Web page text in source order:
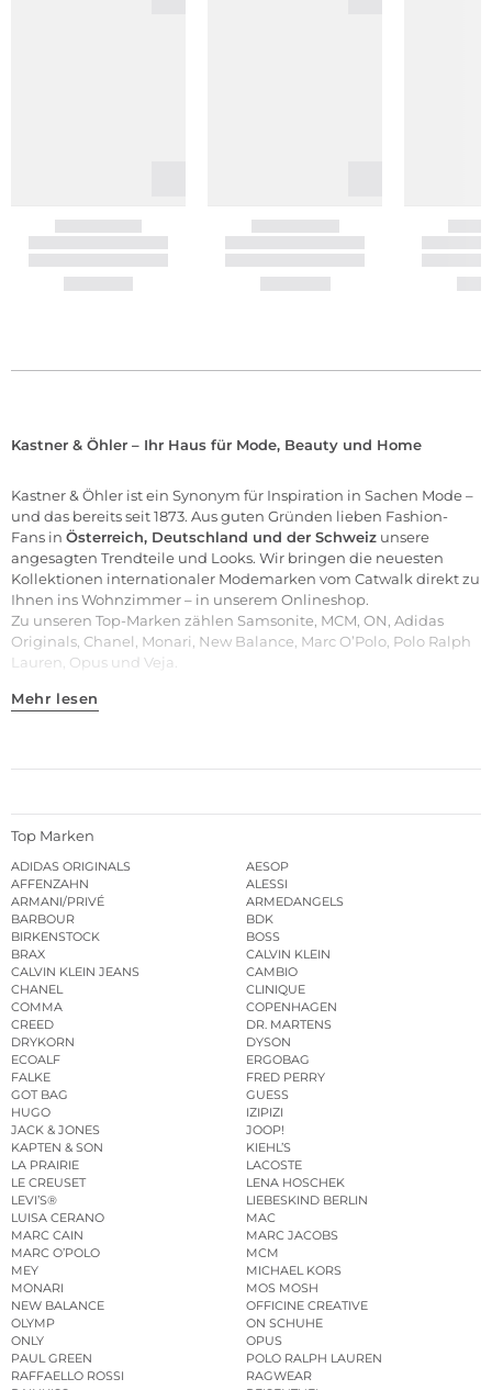
Kastner & Öhler – Ihr Haus für Mode, Beauty und Home
Kastner & Öhler ist ein Synonym für Inspiration in Sachen Mode –
und das bereits seit 1873. Aus guten Gründen lieben Fashion-
Fans in Österreich, Deutschland und der Schweiz unsere
angesagten Trendteile und Looks. Wir bringen die neuesten
Kollektionen internationaler Modemarken vom Catwalk direkt zu
Ihnen ins Wohnzimmer – in unserem Onlineshop.
Zu unseren Top-Marken zählen Samsonite, MCM, ON, Adidas
Originals, Chanel, Monari, New Balance, Marc O’Polo, Polo Ralph
Lauren, Opus und Veja.
Mehr lesen
Top Marken
ADIDAS ORIGINALS
AESOP
AFFENZAHN
ALESSI
ARMANI/PRIVÉ
ARMEDANGELS
BARBOUR
BDK
BIRKENSTOCK
BOSS
BRAX
CALVIN KLEIN
CALVIN KLEIN JEANS
CAMBIO
CHANEL
CLINIQUE
COMMA
COPENHAGEN
CREED
DR. MARTENS
DRYKORN
DYSON
ECOALF
ERGOBAG
FALKE
FRED PERRY
GOT BAG
GUESS
HUGO
IZIPIZI
JACK & JONES
JOOP!
KAPTEN & SON
KIEHL’S
LA PRAIRIE
LACOSTE
LE CREUSET
LENA HOSCHEK
LEVI’S®
LIEBESKIND BERLIN
LUISA CERANO
MAC
MARC CAIN
MARC JACOBS
MARC O’POLO
MCM
MEY
MICHAEL KORS
MONARI
MOS MOSH
NEW BALANCE
OFFICINE CREATIVE
OLYMP
ON SCHUHE
ONLY
OPUS
PAUL GREEN
POLO RALPH LAUREN
RAFFAELLO ROSSI
RAGWEAR